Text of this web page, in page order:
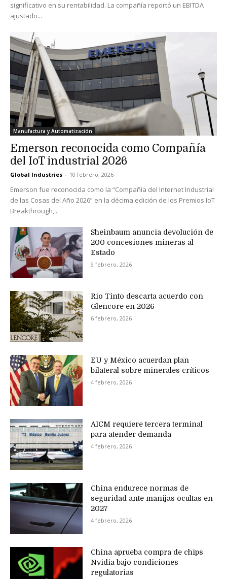
significativo en su rentabilidad. La compañía reportó un EBITDA
ajustado...
Manufactura y Automatización
Emerson reconocida como Compañía
del IoT industrial 2026
Global Industries - 10 febrero, 2026
Emerson fue reconocida como la “Compañía del Internet Industrial
de las Cosas del Año 2026” en la décima edición de los Premios IoT
Breakthrough,...
Sheinbaum anuncia devolución de
200 concesiones mineras al
Estado
9 febrero, 2026
Rio Tinto descarta acuerdo con
Glencore en 2026
6 febrero, 2026
EU y México acuerdan plan
bilateral sobre minerales críticos
4 febrero, 2026
AICM requiere tercera terminal
para atender demanda
4 febrero, 2026
China endurece normas de
seguridad ante manijas ocultas en
2027
4 febrero, 2026
China aprueba compra de chips
Nvidia bajo condiciones
regulatorias